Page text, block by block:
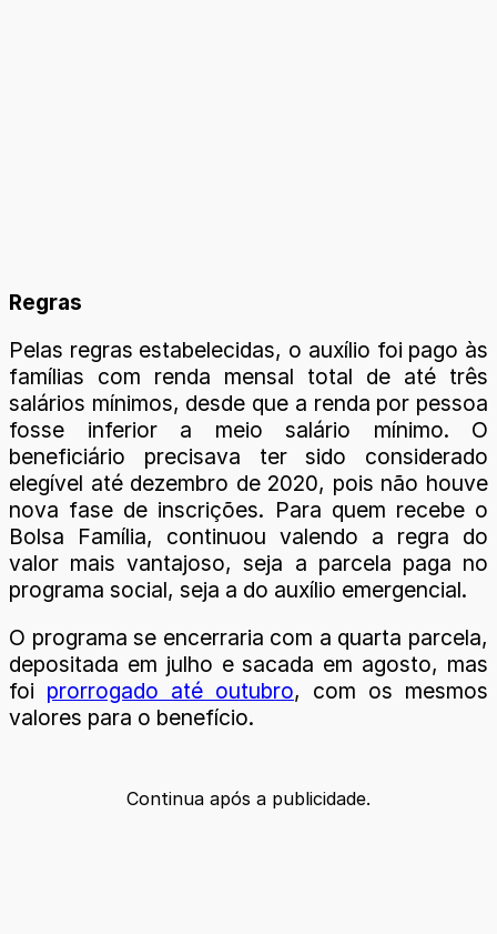
Regras
Pelas regras estabelecidas, o auxílio foi pago às
famílias com renda mensal total de até três
salários mínimos, desde que a renda por pessoa
fosse inferior a meio salário mínimo. O
beneficiário precisava ter sido considerado
elegível até dezembro de 2020, pois não houve
nova fase de inscrições. Para quem recebe o
Bolsa Família, continuou valendo a regra do
valor mais vantajoso, seja a parcela paga no
programa social, seja a do auxílio emergencial.
O programa se encerraria com a quarta parcela,
depositada em julho e sacada em agosto, mas
foi prorrogado até outubro, com os mesmos
valores para o benefício.
Continua após a publicidade.